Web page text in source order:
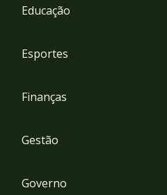
Educação
Esportes
Finanças
Gestão
Governo